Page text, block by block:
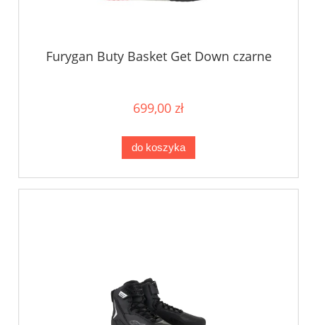
Furygan Buty Basket Get Down czarne
699,00 zł
do koszyka